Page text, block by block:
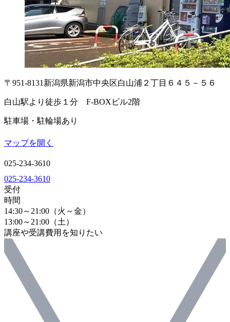
〒951-8131 新潟県新潟市中央区白山浦２丁目６４５－５６
白山駅より徒歩１分 F-BOXビル2階
駐車場・駐輪場あり
マップを開く
025-234-3610
025-234-3610
受付
時間
14:30～21:00（火～金）
13:00～21:00（土）
講座や受講費用を知りたい